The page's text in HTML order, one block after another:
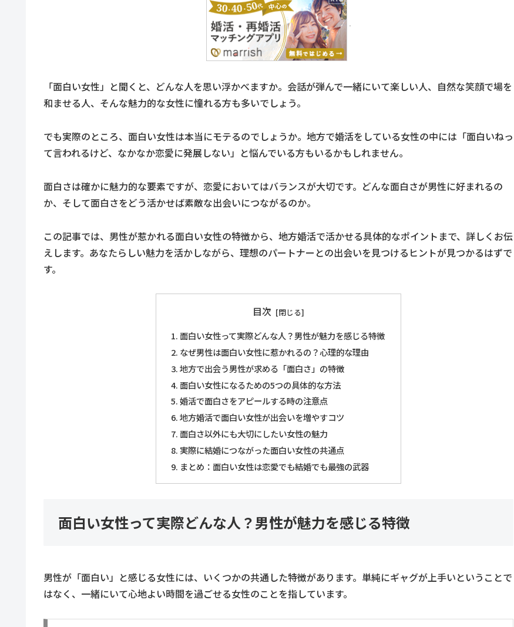
「面白い女性」と聞くと、どんな人を思い浮かべますか。会話が弾んで一緒にいて楽しい人、自然な笑顔で場を
和ませる人、そんな魅力的な女性に憧れる方も多いでしょう。
でも実際のところ、面白い女性は本当にモテるのでしょうか。地方で婚活をしている女性の中には「面白いねっ
て言われるけど、なかなか恋愛に発展しない」と悩んでいる方もいるかもしれません。
面白さは確かに魅力的な要素ですが、恋愛においてはバランスが大切です。どんな面白さが男性に好まれるの
か、そして面白さをどう活かせば素敵な出会いにつながるのか。
この記事では、男性が惹かれる面白い女性の特徴から、地方婚活で活かせる具体的なポイントまで、詳しくお伝
えします。あなたらしい魅力を活かしながら、理想のパートナーとの出会いを見つけるヒントが見つかるはずで
す。
目次
面白い女性って実際どんな人？男性が魅力を感じる特徴
なぜ男性は面白い女性に惹かれるの？心理的な理由
地方で出会う男性が求める「面白さ」の特徴
面白い女性になるための5つの具体的な方法
婚活で面白さをアピールする時の注意点
地方婚活で面白い女性が出会いを増やすコツ
面白さ以外にも大切にしたい女性の魅力
実際に結婚につながった面白い女性の共通点
まとめ：面白い女性は恋愛でも結婚でも最強の武器
面白い女性って実際どんな人？男性が魅力を感じる特徴
男性が「面白い」と感じる女性には、いくつかの共通した特徴があります。単純にギャグが上手いということで
はなく、一緒にいて心地よい時間を過ごせる女性のことを指しています。